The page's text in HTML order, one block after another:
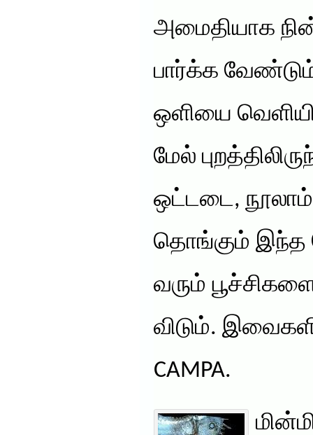
அமைதியாக
பார்க்க
ஒளியை
மேல்
ஒட்டடை,
தொங்கும் இந்த
வரும்
விடும்.
CAMPA.